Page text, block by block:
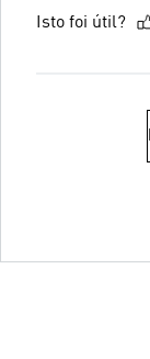
Isto foi útil?